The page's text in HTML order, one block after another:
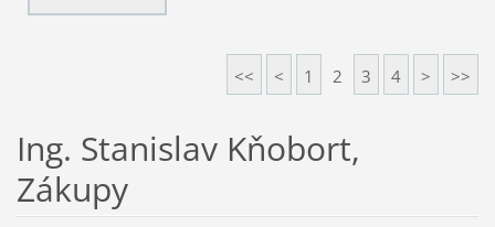
<< < 1 2 3 4 > >>
Ing. Stanislav Kňobort,
Zákupy